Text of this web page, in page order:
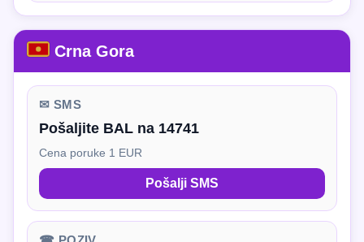
Crna Gora
✉ SMS
Pošaljite BAL na 14741
Cena poruke 1 EUR
Pošalji SMS